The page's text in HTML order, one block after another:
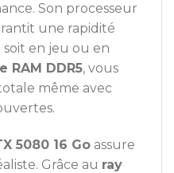
Son processeur
une rapidité
en jeu ou en
RAM DDR5, vous
même avec
5080 16 Go assure
Grâce au ray